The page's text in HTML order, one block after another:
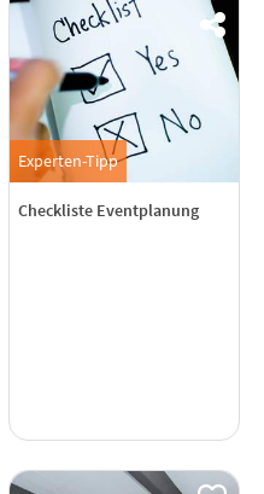
Experten-Tipp
Checkliste Eventplanung